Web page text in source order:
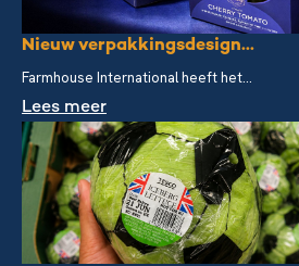
Nieuw verpakkingsdesign...
Farmhouse International heeft het...
Lees meer